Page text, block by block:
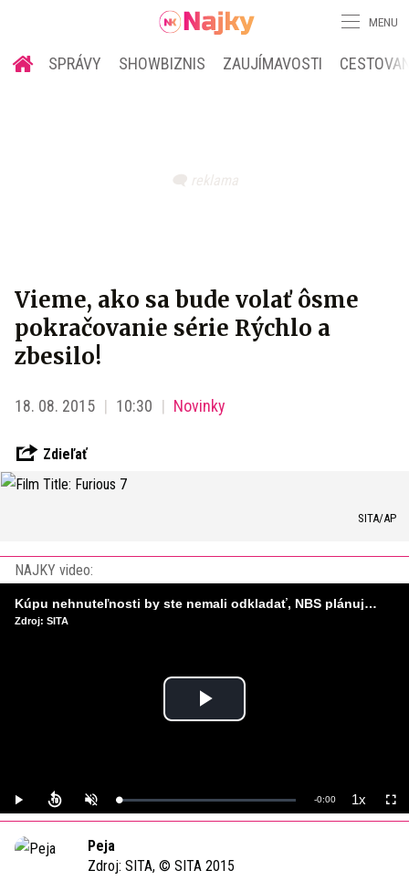
MENU
SPRÁVY SHOWBIZNIS ZAUJÍMAVOSTI
Vieme, ako sa bude volať ôsme
pokračovanie série Rýchlo a
zbesilo!
18. 08. 2015 10:30 Novinky
Zdieľať
SITA/AP
NAJKY video:
Play
Play UnmuteLoaded:
0%
Remaining
-0:00 1xPlayback
Rate
Kúpu nehnuteľnosti by ste nemali odkladať, NBS plánuje sprísniť pravidlá pri hypotékach
Zdroj: SITA
Peja
Zdroj: SITA, © SITA 2015